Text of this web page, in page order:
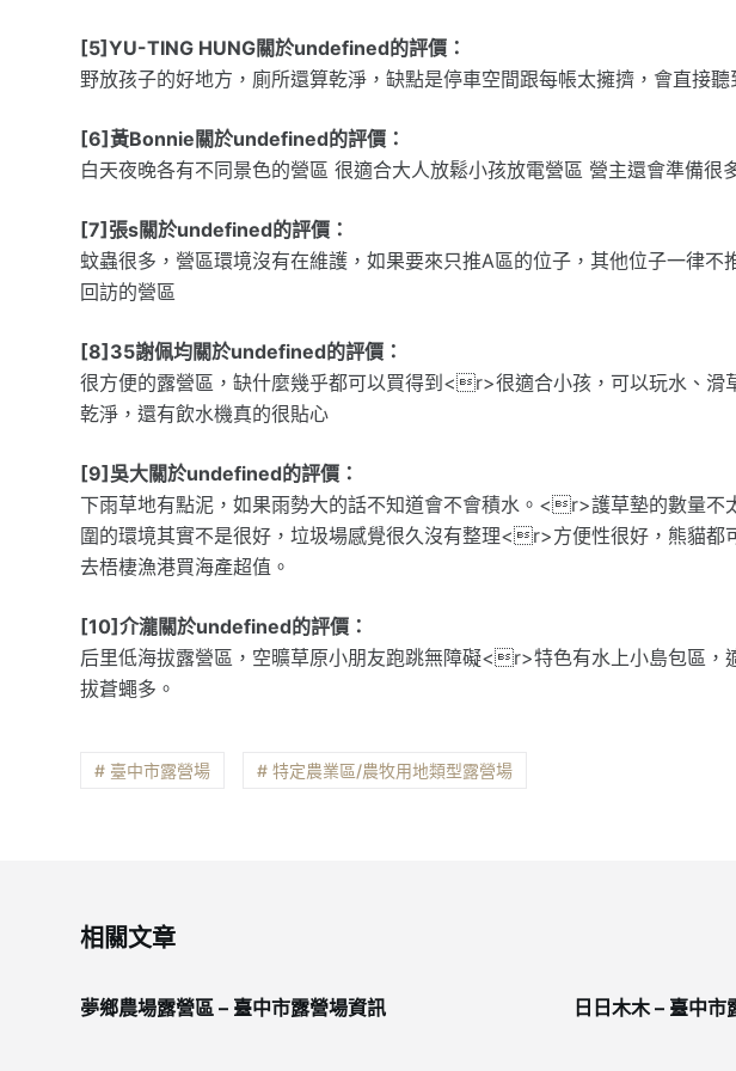
[5]YU-TING HUNG關於undefined的評價：
野放孩子的好地方，廁所還算乾淨，缺點是停車空間跟每帳太擁擠，會直接聽
[6]黃Bonnie關於undefined的評價：
白天夜晚各有不同景色的營區 很適合大人放鬆小孩放電營區 營主還會準備很
[7]張s關於undefined的評價：
蚊蟲很多，營區環境沒有在維護，如果要來只推A區的位子，其他位子一律不
回訪的營區
[8]35謝佩均關於undefined的評價：
很方便的露營區，缺什麼幾乎都可以買得到<r>很適合小孩，可以玩水、
乾淨，還有飲水機真的很貼心
[9]吳大關於undefined的評價：
下雨草地有點泥，如果雨勢大的話不知道會不會積水。<r>護草墊的數量
圍的環境其實不是很好，垃圾場感覺很久沒有整理<r>方便性很好，熊貓
去梧棲漁港買海產超值。
[10]介瀧關於undefined的評價：
后里低海拔露營區，空曠草原小朋友跑跳無障礙<r>特色有水上小島包區
拔蒼蠅多。
# 臺中市露營場 # 特定農業區/農牧用地類型露營場
相關文章
夢鄉農場露營區 – 臺中市露營場資訊 日日木木 – 臺中市